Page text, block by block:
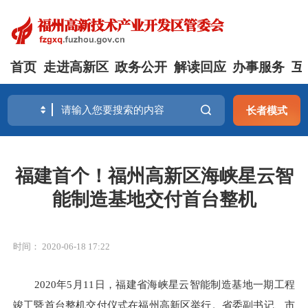
首页 走进高新区 政务公开 解读回应 办事服务 互
长者模式
福建首个！福州高新区海峡星云智
能制造基地交付首台整机
时间： 2020-06-18 17:22
2020年5月11日，福建省海峡星云智能制造基地一期工程
竣工暨首台整机交付仪式在福州高新区举行。省委副书记、市